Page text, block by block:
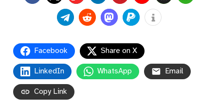
Facebook Share on X
LinkedIn WhatsApp Email
Copy Link